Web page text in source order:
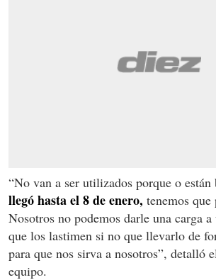
“No van a ser utilizados porque o están
llegó hasta el 8 de enero, tenemos
Nosotros no podemos darle una carga
que los lastimen si no que llevarlo de
para que nos sirva a nosotros”, detalló
equipo.